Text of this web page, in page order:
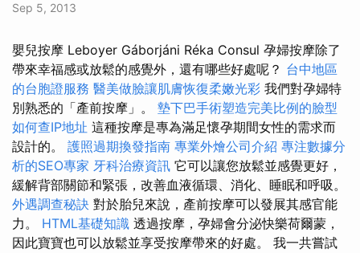
Sep 5, 2013
嬰兒按摩 Leboyer Gáborjáni Réka Consul 孕婦按摩除了
帶來幸福感或放鬆的感覺外，還有哪些好處呢？ 台中地區
的台胞證服務 醫美做臉讓肌膚恢復柔嫩光彩 我們對孕婦特
別熟悉的「產前按摩」。 墊下巴手術塑造完美比例的臉型
如何查IP地址 這種按摩是專為滿足懷孕期間女性的需求而
設計的。 護照過期換發指南 專業外燴公司介紹 專注數據分
析的SEO專家 牙科治療資訊 它可以讓您放鬆並感覺更好，
緩解背部關節和緊張，改善血液循環、消化、睡眠和呼吸。
外遇調查秘訣 對於胎兒來說，產前按摩可以發展其感官能
力。 HTML基礎知識 透過按摩，孕婦會分泌快樂荷爾蒙，
因此寶寶也可以放鬆並享受按摩帶來的好處。 我一共嘗試